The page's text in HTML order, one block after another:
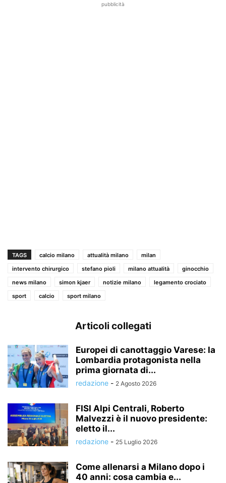
pubblicità
TAGS calcio milano attualità milano
milan
intervento chirurgico
stefano pioli milano attualità
ginocchio
news milano
simon kjaer notizie milano
legamento crociato
sport
calcio sport milano
Articoli collegati
Europei di canottaggio Varese: la
Lombardia protagonista nella
prima giornata di...
redazione - 2 Agosto 2026
FISI Alpi Centrali, Roberto
Malvezzi è il nuovo presidente:
eletto il...
redazione - 25 Luglio 2026
Come allenarsi a Milano dopo i
40 anni: cosa cambia e...